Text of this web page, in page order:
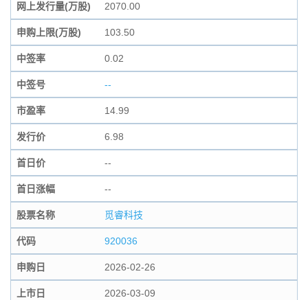
网上发行量(万股) 2070.00
申购上限(万股) 103.50
中签率 0.02
中签号 --
市盈率 14.99
发行价 6.98
首日价 --
首日涨幅 --
股票名称 觅睿科技
代码 920036
申购日 2026-02-26
上市日 2026-03-09